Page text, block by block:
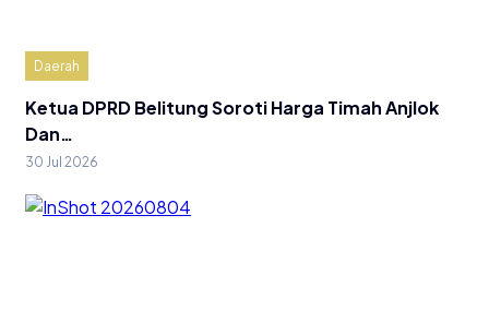
Daerah
Ketua DPRD Belitung Soroti Harga Timah Anjlok
Dan…
30 Jul 2026